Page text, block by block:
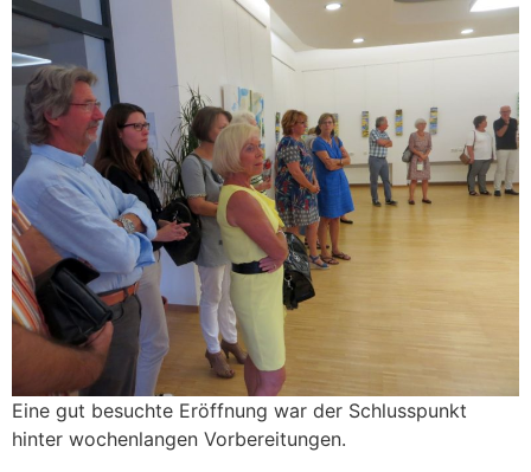
Zum
springen
Eine gut besuchte Eröffnung war der Schlusspunkt
hinter wochenlangen Vorbereitungen.